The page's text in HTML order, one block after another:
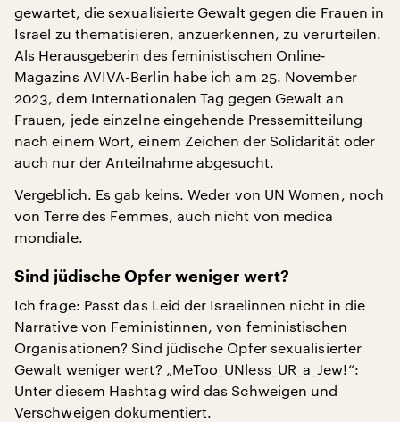
gewartet, die sexualisierte Gewalt gegen die Frauen in
Israel zu thematisieren, anzuerkennen, zu verurteilen.
Als Herausgeberin des feministischen Online-
Magazins AVIVA-Berlin habe ich am 25. November
2023, dem Internationalen Tag gegen Gewalt an
Frauen, jede einzelne eingehende Pressemitteilung
nach einem Wort, einem Zeichen der Solidarität oder
auch nur der Anteilnahme abgesucht.
Vergeblich. Es gab keins. Weder von UN Women, noch
von Terre des Femmes, auch nicht von medica
mondiale.
Sind jüdische Opfer weniger wert?
Ich frage: Passt das Leid der Israelinnen nicht in die
Narrative von Feministinnen, von feministischen
Organisationen? Sind jüdische Opfer sexualisierter
Gewalt weniger wert? „MeToo_UNless_UR_a_Jew!“:
Unter diesem Hashtag wird das Schweigen und
Verschweigen dokumentiert.